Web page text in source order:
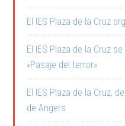
El IES Plaza de la Cruz
El IES Plaza de la Cruz
«Pasaje del terror»
El IES Plaza de la Cruz,
de Angers